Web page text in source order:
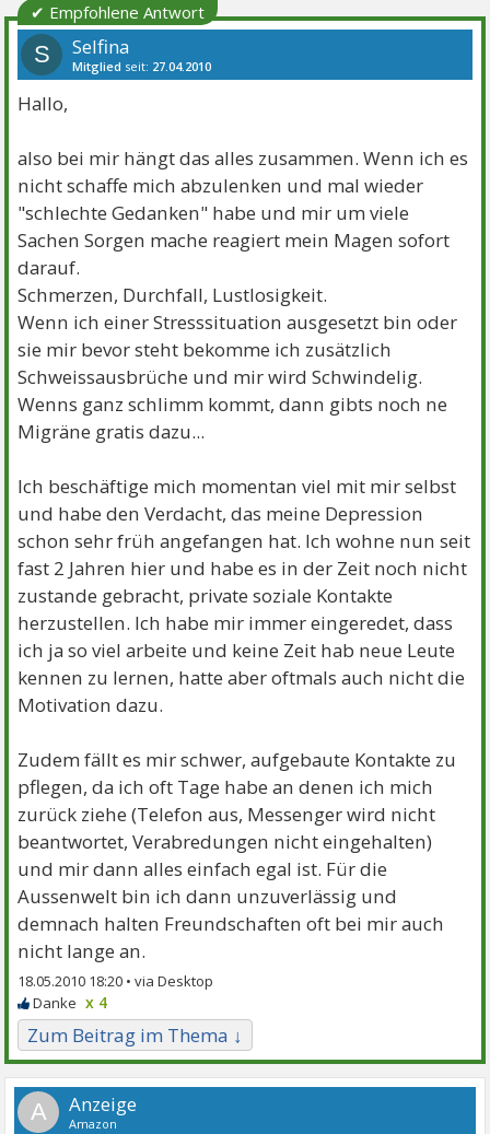
✔ Empfohlene Antwort
S Selfina
Mitglied seit: 27.04.2010
Hallo,
also bei mir hängt das alles zusammen. Wenn ich es
nicht schaffe mich abzulenken und mal wieder
"schlechte Gedanken" habe und mir um viele
Sachen Sorgen mache reagiert mein Magen sofort
darauf.
Schmerzen, Durchfall, Lustlosigkeit.
Wenn ich einer Stresssituation ausgesetzt bin oder
sie mir bevor steht bekomme ich zusätzlich
Schweissausbrüche und mir wird Schwindelig.
Wenns ganz schlimm kommt, dann gibts noch ne
Migräne gratis dazu...
Ich beschäftige mich momentan viel mit mir selbst
und habe den Verdacht, das meine Depression
schon sehr früh angefangen hat. Ich wohne nun seit
fast 2 Jahren hier und habe es in der Zeit noch nicht
zustande gebracht, private soziale Kontakte
herzustellen. Ich habe mir immer eingeredet, dass
ich ja so viel arbeite und keine Zeit hab neue Leute
kennen zu lernen, hatte aber oftmals auch nicht die
Motivation dazu.
Zudem fällt es mir schwer, aufgebaute Kontakte zu
pflegen, da ich oft Tage habe an denen ich mich
zurück ziehe (Telefon aus, Messenger wird nicht
beantwortet, Verabredungen nicht eingehalten)
und mir dann alles einfach egal ist. Für die
Aussenwelt bin ich dann unzuverlässig und
demnach halten Freundschaften oft bei mir auch
nicht lange an.
18.05.2010 18:20 •
x 4
Zum Beitrag im Thema ↓
A